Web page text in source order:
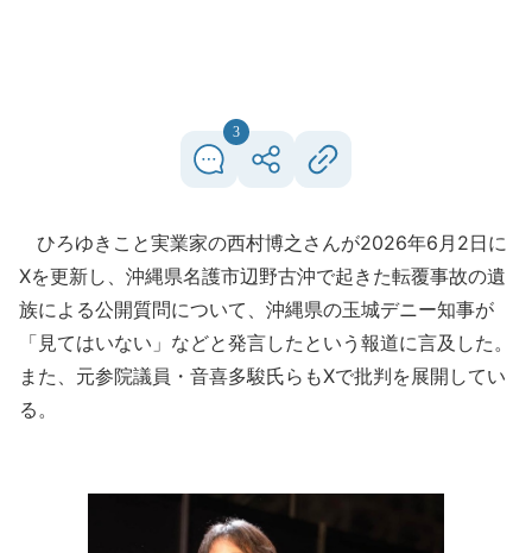
3
ひろゆきこと実業家の西村博之さんが2026年6月2日に
Xを更新し、沖縄県名護市辺野古沖で起きた転覆事故の遺
族による公開質問について、沖縄県の玉城デニー知事が
「見てはいない」などと発言したという報道に言及した。
また、元参院議員・音喜多駿氏らもXで批判を展開してい
る。